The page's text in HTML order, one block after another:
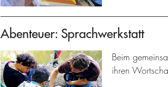
Abenteuer: Sprachwerkstatt
Beim
ihren